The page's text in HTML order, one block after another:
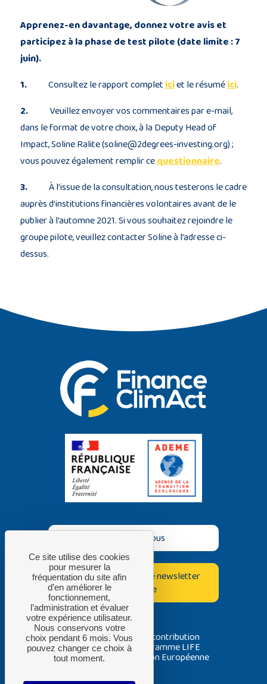
Apprenez-en davantage, donnez votre avis et
participez à la phase de test pilote (date limite : 7
juin).
1.Consultez le rapport complet iciet le résuméici.
2. Veuillez envoyer vos commentaires par e-mail,
dans le format de votre choix, à la Deputy Head of
Impact, Soline Ralite (soline@2degrees-investing.org) ;
vous pouvez également remplir cequestionnaire.
3.À l’issue de la consultation, nous testerons le cadre
auprès d’institutions financières volontaires avant de le
publier à l’automne 2021. Si vous souhaitez rejoindre le
groupe pilote, veuillez contacter Soline à l’adresse ci-
dessus.
Contactez-nous
Inscrivez-vous à notre newsletter
bimestrielle
Avec la contribution
du programme LIFE
de l’Union Européenne
Ce site utilise des cookies
pour mesurer la
fréquentation du site afin
d’en améliorer le
fonctionnement,
l’administration et évaluer
votre expérience utilisateur.
Nous conservons votre
choix pendant 6 mois. Vous
pouvez changer ce choix à
tout moment.